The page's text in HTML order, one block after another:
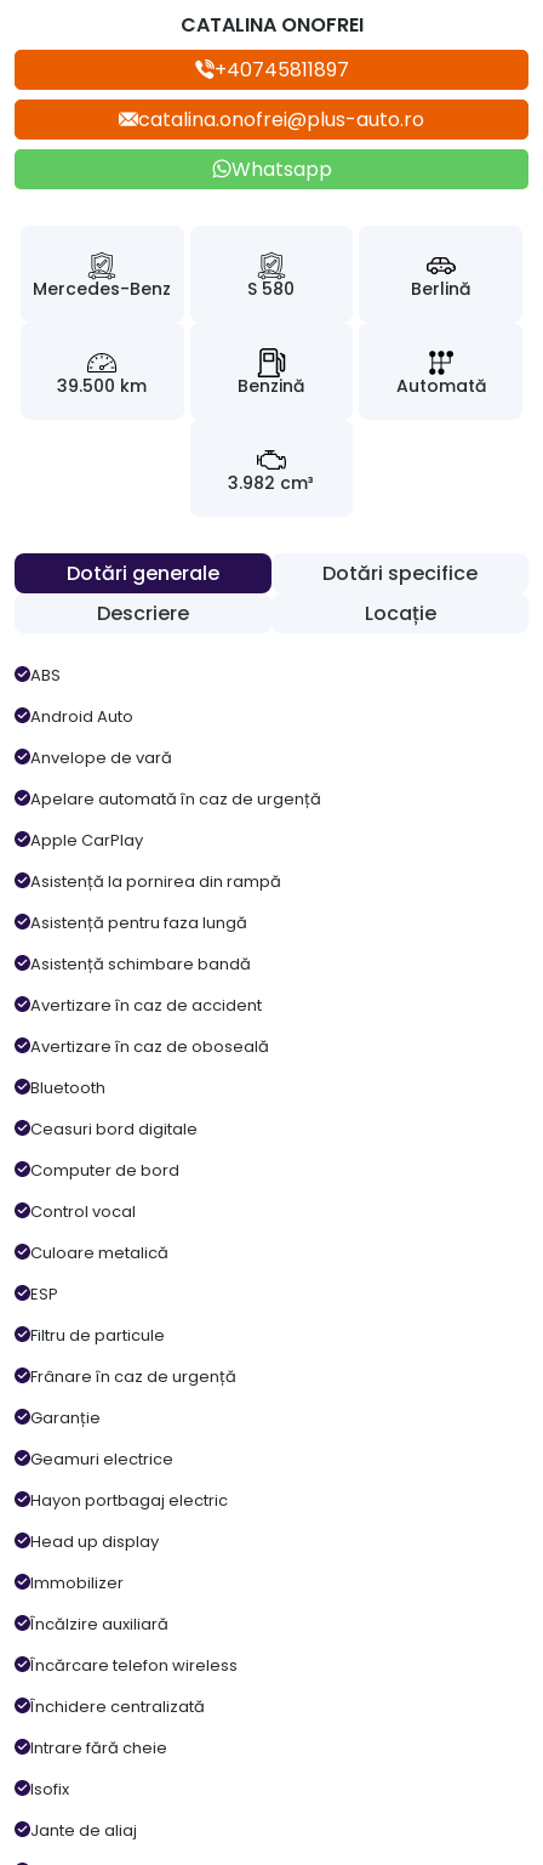
CATALINA ONOFREI
+40745811897
catalina.onofrei@plus-auto.ro
Whatsapp
Mercedes-Benz S 580 Berlină
39.500 km Benzină Automată
3.982 cm³
Dotări generale
Dotări specifice
Descriere
Locație
ABS
Android Auto
Anvelope de vară
Apelare automată în caz de urgență
Apple CarPlay
Asistență la pornirea din rampă
Asistență pentru faza lungă
Asistență schimbare bandă
Avertizare în caz de accident
Avertizare în caz de oboseală
Bluetooth
Ceasuri bord digitale
Computer de bord
Control vocal
Culoare metalică
ESP
Filtru de particule
Frânare în caz de urgență
Garanție
Geamuri electrice
Hayon portbagaj electric
Head up display
Immobilizer
Încălzire auxiliară
Încărcare telefon wireless
Închidere centralizată
Intrare fără cheie
Isofix
Jante de aliaj